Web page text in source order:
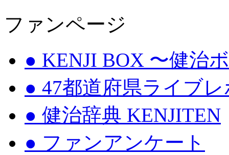
ファンページ
● KENJI BOX 〜健治
● 47都道府県ライブ
● 健治辞典 KENJITEN
● ファンアンケート